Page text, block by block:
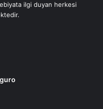
ilgi duyan herkesi